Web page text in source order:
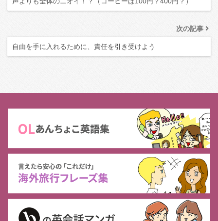
次の記事
自由を手に入れるために、責任を引き受けよう